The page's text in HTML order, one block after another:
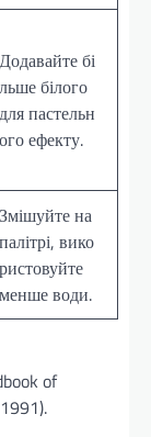
Додавайте бі
льше білого
для пастельн
ого ефекту.
Змішуйте на
палітрі, вико
ристовуйте
менше води.
of